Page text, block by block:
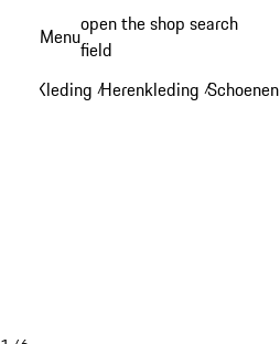
hoofdinhoud
Menuopen the shop search
field
Kleding /Herenkleding /Schoenen